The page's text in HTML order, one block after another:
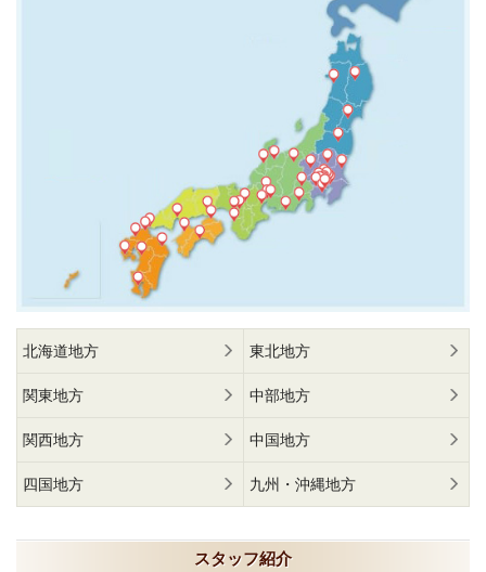
北海道地方 東北地方
関東地方 中部地方
関西地方 中国地方
四国地方 九州・沖縄地方
スタッフ紹介